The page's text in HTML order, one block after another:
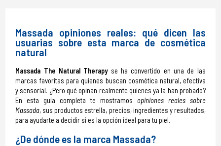
Massada opiniones reales: qué dicen las
usuarias sobre esta marca de cosmética
natural
Massada The Natural Therapyse ha convertido en una de las
marcas favoritas para quienes buscan cosmética natural, efectiva
y sensorial. ¿Pero qué opinan realmente quienes ya la han probado?
En esta guía completa te mostramos opiniones reales sobre
Massada, sus productos estrella, precios, ingredientes y resultados,
para ayudarte a decidir si es la opción ideal para tu piel.
¿De dónde es la marca Massada?